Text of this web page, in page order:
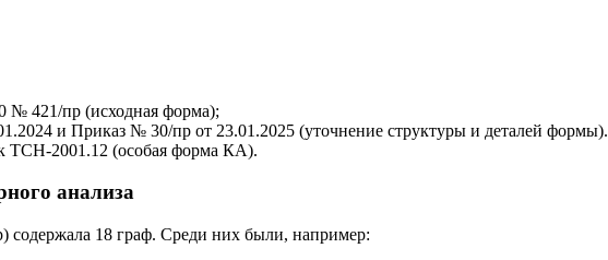
№ 421/пр (исходная форма);
и Приказ № 30/пр от 23.01.2025 (уточнение структуры и деталей формы).
(особая форма КА).
анализа
содержала 18 граф. Среди них были, например: